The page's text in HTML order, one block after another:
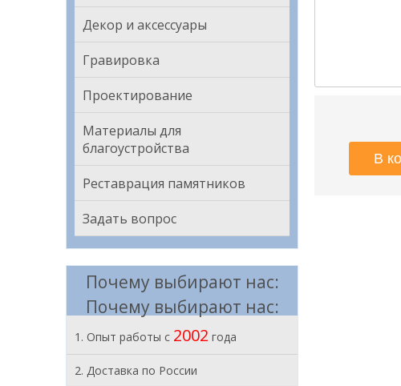
Декор и аксессуары
Гравировка
Проектирование
Материалы для
благоустройства
Реставрация памятников
Задать вопрос
Почему выбирают нас:
Почему выбирают нас:
1. Опыт работы с 2002 года
2. Доставка по России